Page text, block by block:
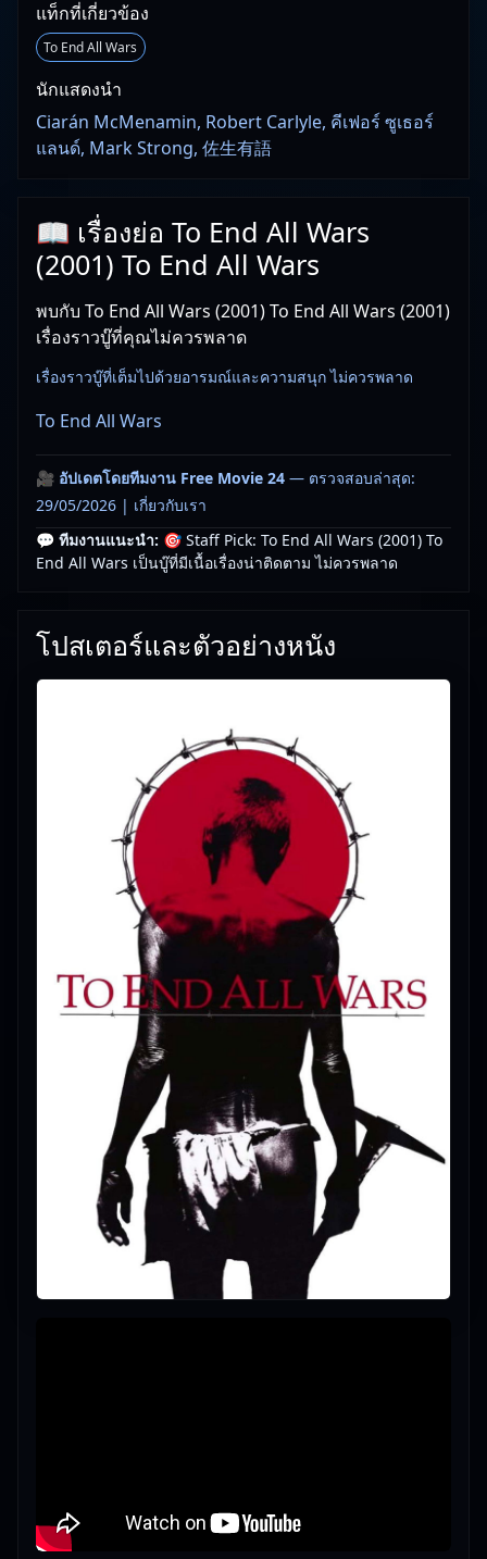
แท็กที่เกี่ยวข้อง
To End All Wars
นักแสดงนำ
Ciarán McMenamin, Robert Carlyle, คีเฟอร์ ซูเธอร์
แลนด์, Mark Strong, 佐生有語
📖 เรื่องย่อ To End All Wars
(2001) To End All Wars
พบกับ To End All Wars (2001) To End All Wars (2001)
เรื่องราวบู๊ที่คุณไม่ควรพลาด
เรื่องราวบู๊ที่เต็มไปด้วยอารมณ์และความสนุก ไม่ควรพลาด
To End All Wars
🎥 อัปเดตโดยทีมงาน Free Movie 24 — ตรวจสอบล่าสุด:
29/05/2026 | เกี่ยวกับเรา
💬 ทีมงานแนะนำ: 🎯 Staff Pick: To End All Wars (2001) To
End All Wars เป็นบู๊ที่มีเนื้อเรื่องน่าติดตาม ไม่ควรพลาด
โปสเตอร์และตัวอย่างหนัง